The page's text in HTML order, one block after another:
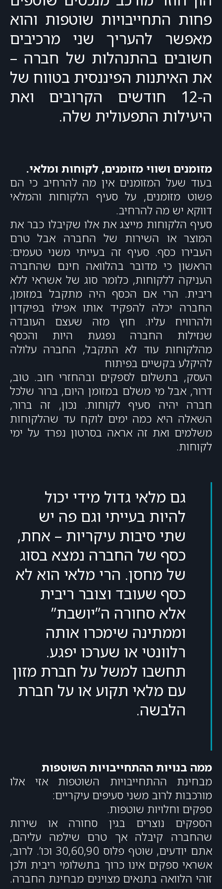
פחות התחייבויות שוטפות והוא
מאפשר להעריך שני מרכיבים
חשובים בהתנהלות של חברה –
את האיתנות הפיננסית בטווח של
ה-12 חודשים הקרובים ואת
היעילות התפעולית שלה.
מזומנים ושווי מזומנים, לקוחות ומלאי.
בעוד שעל המזומנים אין מה להרחיב כי הם
פשוט מזומנים, על סעיף הלקוחות והמלאי
דווקא יש מה להרחיב.
סעיף הלקוחות מייצג את אלו שקיבלו כבר את
המוצר או השירות של החברה אבל טרם
העבירו כסף. סעיף זה בעייתי משני טעמים:
הראשון כי מדובר בהלוואה חינם שהחברה
העניקה ללקוחות, כלומר סוג של אשראי ללא
ריבית. הרי אם הכסף היה מתקבל במזומן,
החברה יכלה להפקיד אותו אפילו בפיקדון
ולהרוויח עליו. חוץ מזה שעצם העובדה
שנזילות החברה נפגעת היות והכסף
מהלקוחות עוד לא התקבל, החברה עלולה
להיקלע בקשיים בפיתוח
העסק, בתשלום לספקים ובהחזרי חוב. טוב,
דרור, אבל מי משלם במזומן היום, ברור שלכל
חברה יהיה סעיף לקוחות. נכון, זה ברור,
השאלה היא כמה ימים לוקח עד שהלקוחות
משלמים ואת זה אראה בסרטון נפרד על ימי
לקוחות.
גם מלאי גדול מידי יכול
להיות בעייתי וגם פה יש
שתי סיבות עיקריות – אחת,
כסף של החברה נמצא בסוג
של מחסן. הרי מלאי הוא לא
כסף שעובד וצובר ריבית
אלא סחורה ה”יושבת”
וממתינה שימכרו אותה
רלוונטי או שערכו יפגע.
תחשבו למשל על חברת מזון
עם מלאי תקוע או על חברת
הלבשה.
ממה בנויות ההתחייבויות השוטפות
מבחינת ההתחייבויות השוטפות אזי אלו
מורכבות לרוב משני סעיפים עיקריים:
ספקים וחלויות שוטפות.
הספקים נוצרים בגין סחורה או שירות
שהחברה קיבלה אך טרם שילמה עליהם,
אתם יודעים, שוטף פלוס 30,60,90 וכו’. לרוב,
אשראי ספקים אינו כרוך בתשלומי ריבית ולכן
זוהי הלוואה בתנאים מצוינים מבחינת החברה.